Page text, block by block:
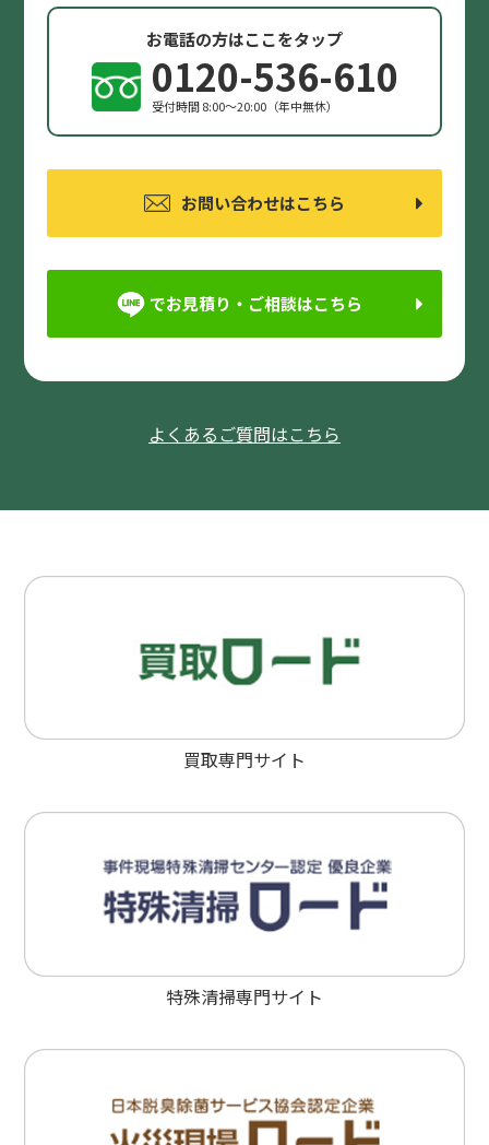
お電話の方はここをタップ
0120-536-610
受付時間 8:00〜20:00（年中無休）
お問い合わせはこちら
でお見積り・ご相談はこちら
よくあるご質問はこちら
買取専門サイト
特殊清掃専門サイト